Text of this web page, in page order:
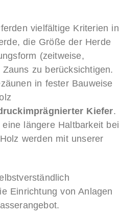
vielfältige Kriterien in
die Größe der Herde
(zeitweise,
zu berücksichtigen.
in fester Bauweise
Kiefer.
längere Haltbarkeit bei
werden mit unserer
Einrichtung von Anlagen